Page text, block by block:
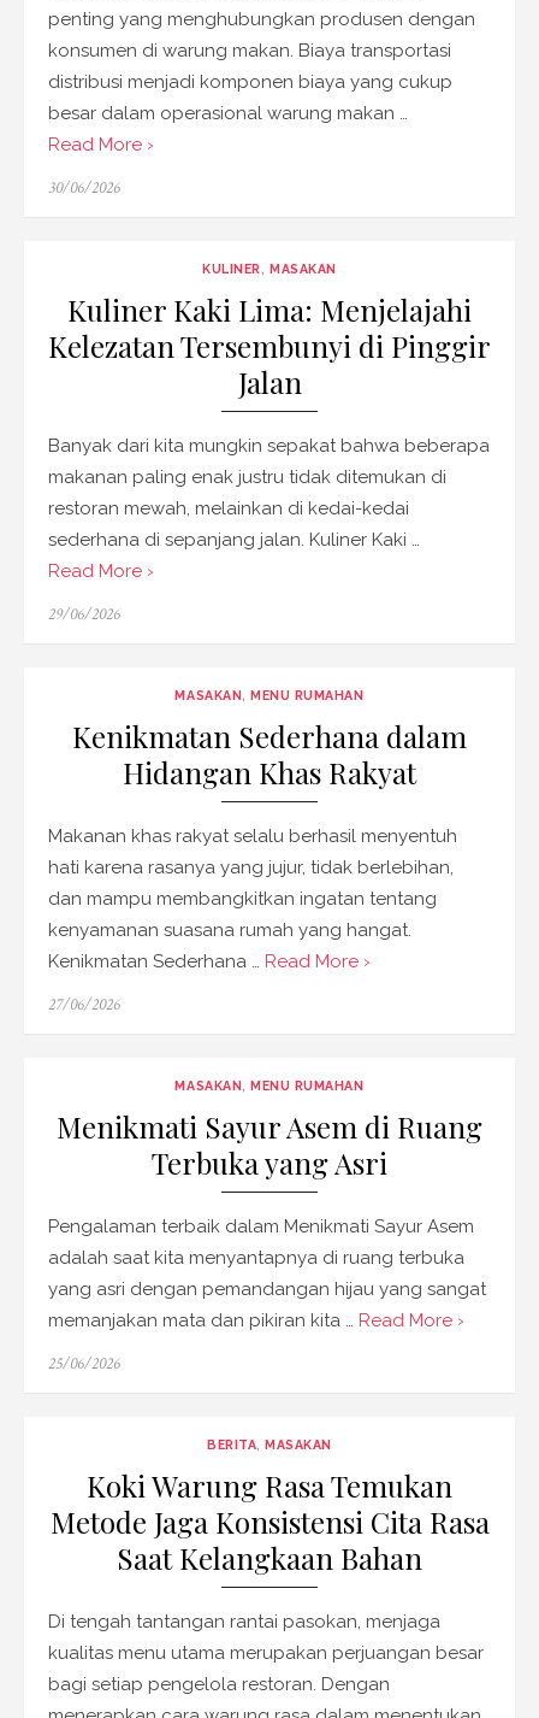
penting yang menghubungkan produsen dengan
konsumen di warung makan. Biaya transportasi
distribusi menjadi komponen biaya yang cukup
besar dalam operasional warung makan …
Read More ›
Posted
30/06/2026
KULINER ,MASAKAN
Kuliner Kaki Lima: Menjelajahi
Kelezatan Tersembunyi di Pinggir
Jalan
Banyak dari kita mungkin sepakat bahwa beberapa
makanan paling enak justru tidak ditemukan di
restoran mewah, melainkan di kedai-kedai
sederhana di sepanjang jalan. Kuliner Kaki …
Read More ›
Posted
29/06/2026
MASAKAN,MENU RUMAHAN
Kenikmatan Sederhana dalam
Hidangan Khas Rakyat
Makanan khas rakyat selalu berhasil menyentuh
hati karena rasanya yang jujur, tidak berlebihan,
dan mampu membangkitkan ingatan tentang
kenyamanan suasana rumah yang hangat.
Kenikmatan Sederhana … Read More ›
Posted
27/06/2026
MASAKAN,MENU RUMAHAN
Menikmati Sayur Asem di Ruang
Terbuka yang Asri
Pengalaman terbaik dalam Menikmati Sayur Asem
adalah saat kita menyantapnya di ruang terbuka
yang asri dengan pemandangan hijau yang sangat
memanjakan mata dan pikiran kita … Read More ›
Posted
25/06/2026
BERITA,MASAKAN
Koki Warung Rasa Temukan
Metode Jaga Konsistensi Cita Rasa
Saat Kelangkaan Bahan
Di tengah tantangan rantai pasokan, menjaga
kualitas menu utama merupakan perjuangan besar
bagi setiap pengelola restoran. Dengan